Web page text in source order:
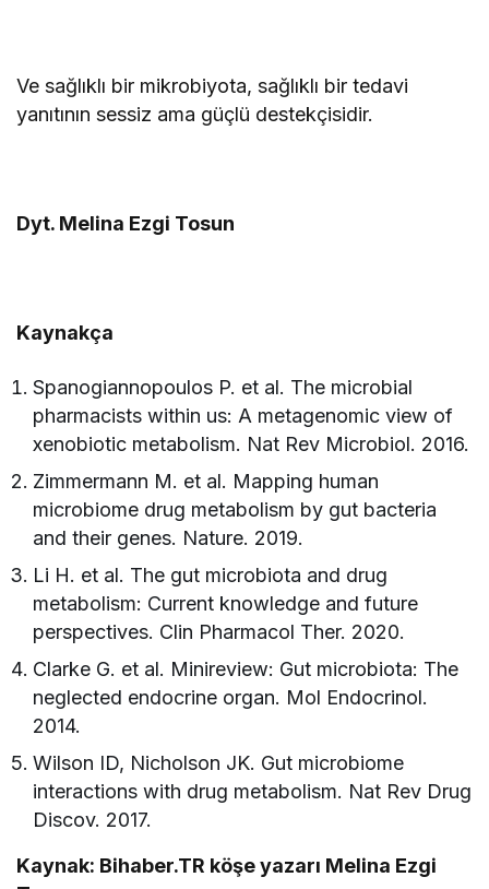
Ve sağlıklı bir mikrobiyota, sağlıklı bir tedavi
yanıtının sessiz ama güçlü destekçisidir.
Dyt. Melina Ezgi Tosun
Kaynakça
Spanogiannopoulos P. et al. The microbial
pharmacists within us: A metagenomic view of
xenobiotic metabolism. Nat Rev Microbiol. 2016.
Zimmermann M. et al. Mapping human
microbiome drug metabolism by gut bacteria
and their genes. Nature. 2019.
Li H. et al. The gut microbiota and drug
metabolism: Current knowledge and future
perspectives. Clin Pharmacol Ther. 2020.
Clarke G. et al. Minireview: Gut microbiota: The
neglected endocrine organ. Mol Endocrinol.
2014.
Wilson ID, Nicholson JK. Gut microbiome
interactions with drug metabolism. Nat Rev Drug
Discov. 2017.
Kaynak: Bihaber.TR köşe yazarı Melina Ezgi